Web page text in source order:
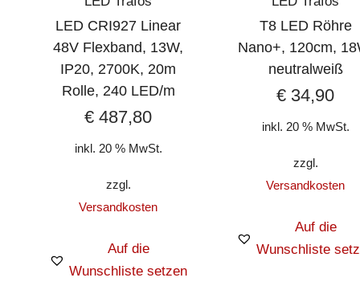
LED CRI927 Linear
48V Flexband, 13W,
IP20, 2700K, 20m
Rolle, 240 LED/m
€ 487,80
inkl. 20 % MwSt.
zzgl.
Versandkosten
Auf die
Wunschliste setzen
T8 LED Röhre
Nano+, 120cm,
neutralweiß
€ 34,90
inkl. 20 % MwSt.
zzgl.
Versandkosten
Auf die
Wunschliste